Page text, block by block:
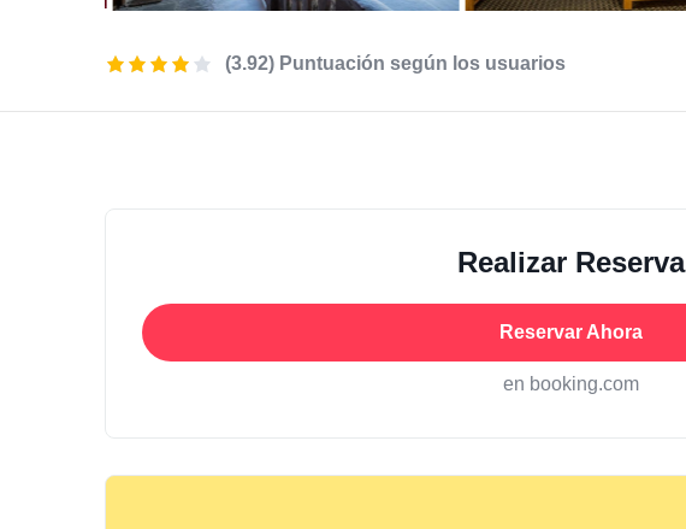
(3.92) Puntuación según los usuarios
Realizar Reserva
Reservar Ahora
en booking.com